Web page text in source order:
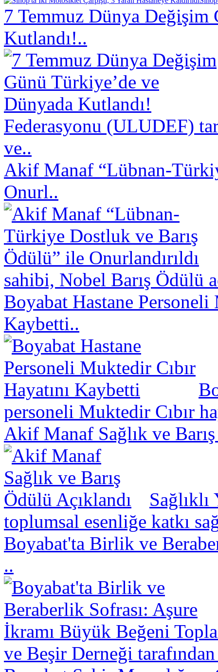
7 Temmuz Dünya Değişim
Kutlandı!..
Federasyonu (ULUDEF)
ve..
Akif Manaf “Lübnan-
Onurl..
sahibi, Nobel Barış Ödülü
Boyabat Hastane Personeli
Kaybetti..
personeli Muktedir Cıbır
Akif Manaf Sağlık ve
toplumsal esenliğe katkı
Boyabat'ta Birlik ve
..
ve Beşir Derneği